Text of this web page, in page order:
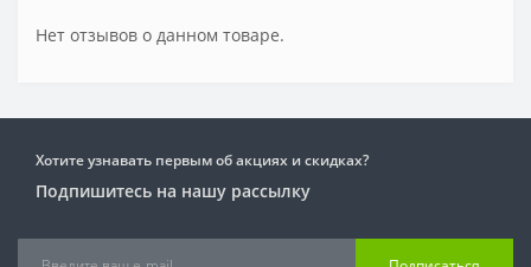
Нет отзывов о данном товаре.
Хотите узнавать первым об акциях и скидках?
Подпишитесь на нашу рассылку